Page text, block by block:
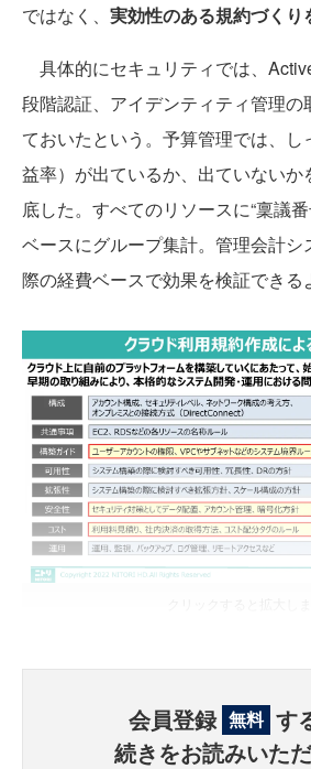
ではなく、 実効性のある規約づくり
具体的にセキュリティでは、
段階認証、アイデンティティ管理の
ておいたという。予算管理では、し
益率）が出ているか、出ていないか
底した。すべてのリソースに“稟議
ベースにグループ集計。管理会計シ
際の経費ベースで効果を検証できる
会員登録 無料 す
続きをお読みいた